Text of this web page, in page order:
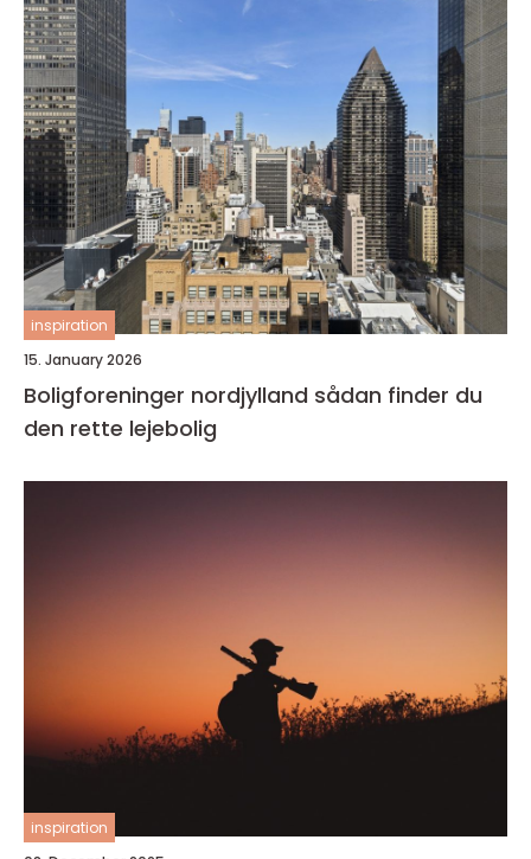
inspiration
15. January 2026
Boligforeninger nordjylland sådan finder du
den rette lejebolig
inspiration